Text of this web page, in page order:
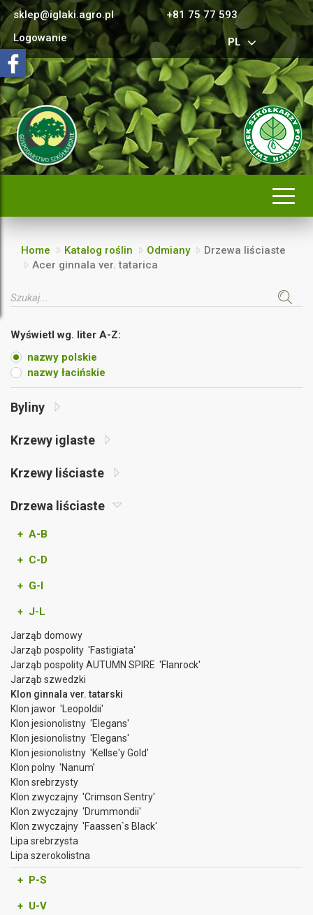
sklep@iglaki.agro.pl
+81 75 77 593
Logowanie
PL
Home Katalog roślin Odmiany
Drzewa liściaste
Acer ginnala ver. tatarica
Wyświetl wg. liter A-Z:
nazwy polskie
nazwy łacińskie
Byliny
Krzewy iglaste
Krzewy liściaste
Drzewa liściaste
+ A-B
+ C-D
+ G-I
+ J-L
Jarząb domowy
Jarząb pospolity 'Fastigiata'
Jarząb pospolity AUTUMN SPIRE 'Flanrock'
Jarząb szwedzki
Klon ginnala ver. tatarski
Klon jawor 'Leopoldii'
Klon jesionolistny 'Elegans'
Klon jesionolistny 'Elegans'
Klon jesionolistny 'Kellse'y Gold'
Klon polny 'Nanum'
Klon srebrzysty
Klon zwyczajny 'Crimson Sentry'
Klon zwyczajny 'Drummondii'
Klon zwyczajny 'Faassen`s Black'
Lipa srebrzysta
Lipa szerokolistna
+ P-S
+ U-V